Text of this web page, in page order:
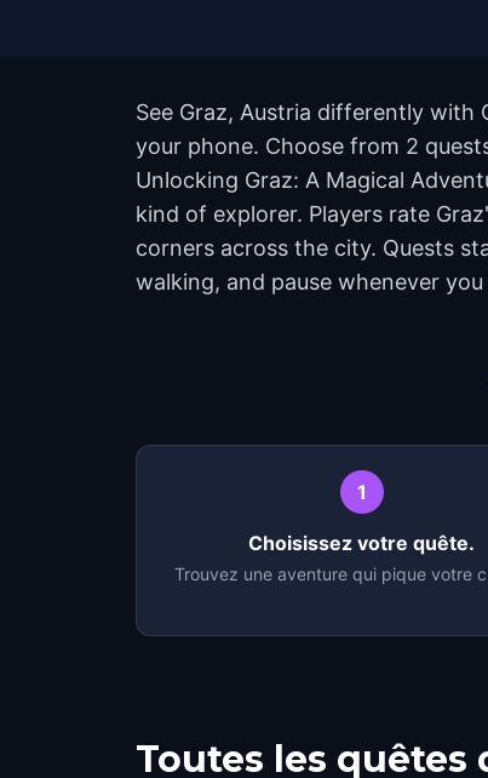
See Graz, Austria differently
your phone. Choose from 2
Unlocking Graz: A Magical
kind of explorer. Players rate
corners across the city. Quests
walking, and pause whenever you
1
Choisissez votre quête.
Trouvez une aventure qui pique votre
Toutes les quêtes